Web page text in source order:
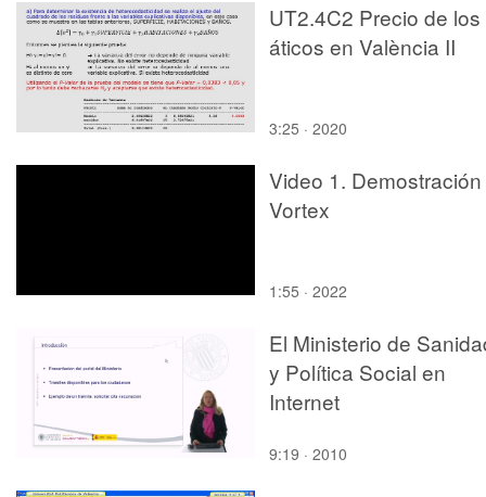
UT2.4C2 Precio de los
áticos en València II
3:25 · 2020
Video 1. Demostración
Vortex
1:55 · 2022
El Ministerio de
y Política Social en
Internet
9:19 · 2010